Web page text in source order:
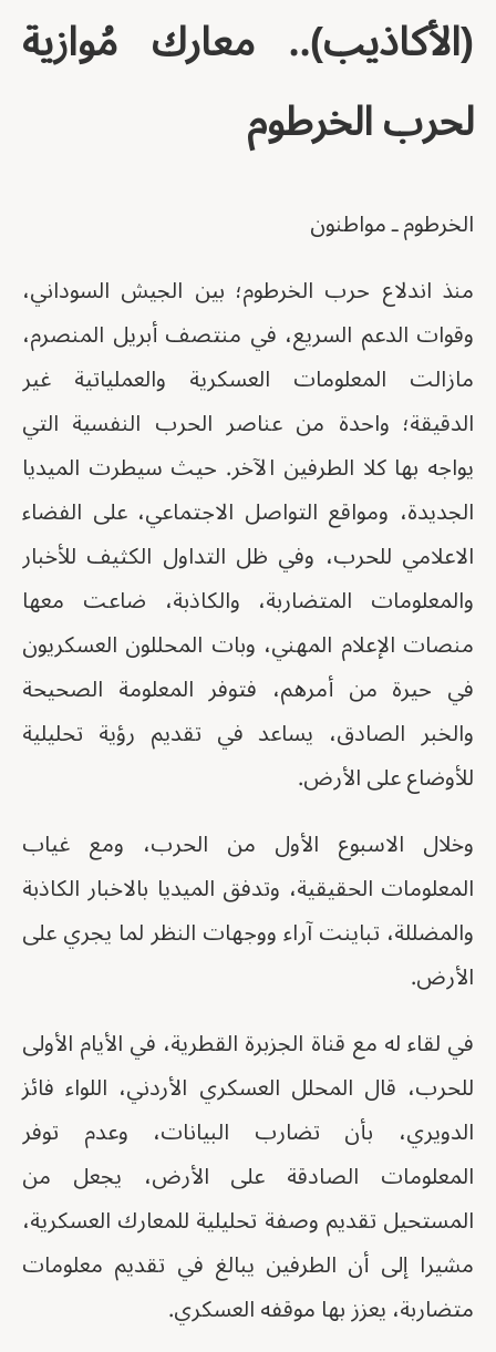
(الأكاذيب).. معارك مُوازية
لحرب الخرطوم
الخرطوم ـ مواطنون
منذ اندلاع حرب الخرطوم؛ بين الجيش السوداني،
وقوات الدعم السريع، في منتصف أبريل المنصرم،
مازالت المعلومات العسكرية والعملياتية غير
الدقيقة؛ واحدة من عناصر الحرب النفسية التي
يواجه بها كلا الطرفين الآخر. حيث سيطرت الميديا
الجديدة، ومواقع التواصل الاجتماعي، على الفضاء
الاعلامي للحرب، وفي ظل التداول الكثيف للأخبار
والمعلومات المتضاربة، والكاذبة، ضاعت معها
منصات الإعلام المهني، وبات المحللون العسكريون
في حيرة من أمرهم، فتوفر المعلومة الصحيحة
والخبر الصادق، يساعد في تقديم رؤية تحليلية
للأوضاع على الأرض.
وخلال الاسبوع الأول من الحرب، ومع غياب
المعلومات الحقيقية، وتدفق الميديا بالاخبار الكاذبة
والمضللة، تباينت آراء ووجهات النظر لما يجري على
الأرض.
في لقاء له مع قناة الجزبرة القطرية، في الأيام الأولى
للحرب، قال المحلل العسكري الأردني، اللواء فائز
الدويري، بأن تضارب البيانات، وعدم توفر
المعلومات الصادقة على الأرض، يجعل من
المستحيل تقديم وصفة تحليلية للمعارك العسكرية،
مشيرا إلى أن الطرفين يبالغ في تقديم معلومات
متضاربة، يعزز بها موقفه العسكري.